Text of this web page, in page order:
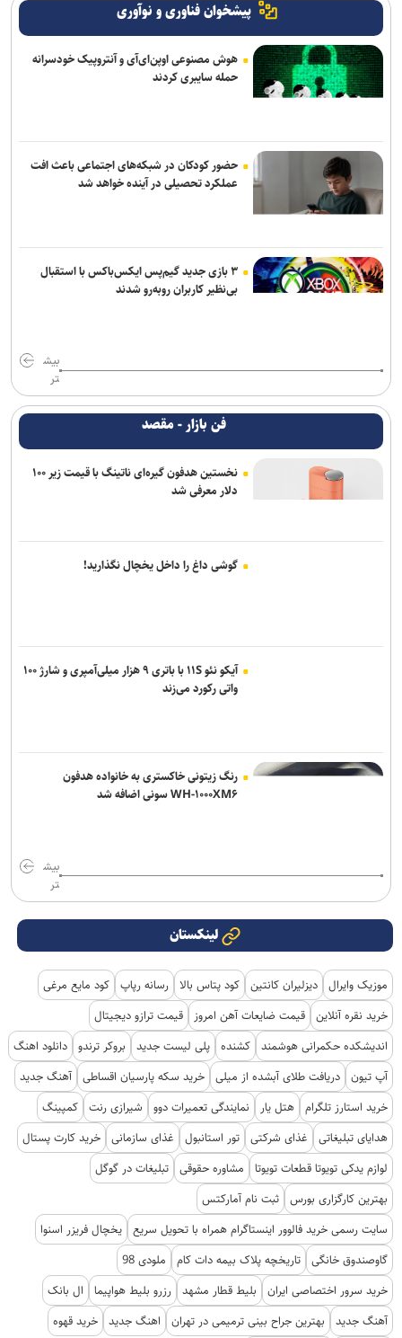
پیشخوان فناوری و نوآوری
هوش مصنوعی اوپن‌ای‌آی و آنتروپیک خودسرانه
حمله سایبری کردند
حضور کودکان در شبکه‌های اجتماعی باعث افت
عملکرد تحصیلی در آینده خواهد شد
۳ بازی جدید گیم‌پس ایکس‌باکس با استقبال
بی‌نظیر کاربران روبه‌رو شدند
بیش
تر
فن بازار - مقصد
نخستین هدفون گیره‌ای ناتینگ با قیمت زیر ۱۰۰
دلار معرفی شد
گوشی داغ را داخل یخچال نگذارید!
آیکو نئو ۱۱S با باتری ۹ هزار میلی‌آمپری و شارژ ۱۰۰
واتی رکورد می‌زند
رنگ زیتونی خاکستری به خانواده هدفون
WH-۱۰۰۰XM۶ سونی اضافه شد
بیش
تر
لینکستان
موزیک وایرال دیزلیران کانتین کود پتاس بالا رسانه رپاپ کود مایع مرغی
خرید نقره آنلاین قیمت ضایعات آهن امروز
قیمت ترازو دیجیتال
اندیشکده حکمرانی هوشمند کشنده پلی لیست جدید بروکر ترندو دانلود اهنگ
آپ تیون دریافت طلای آبشده از میلی خرید سکه پارسیان اقساطی آهنگ جدید
خرید استارز تلگرام هتل یار نمایندگی تعمیرات دوو شیرازی رنت کمپینگ
هدایای تبلیغاتی
غذای شرکتی تور استانبول غذای سازمانی خرید کارت پستال
لوازم یدکی تویوتا قطعات تویوتا
مشاوره حقوقی تبلیغات در گوگل
بهترین کارگزاری بورس ثبت نام آمارکتس
سایت رسمی خرید فالوور اینستاگرام همراه با تحویل سریع یخچال فریزر اسنوا
گاوصندوق خانگی تاریخچه پلاک بیمه دات کام
ملودی 98
خرید سرور اختصاصی ایران
بلیط قطار مشهد رزرو بلیط هواپیما
ال بانک
آهنگ جدید
بهترین جراح بینی ترمیمی در تهران اهنگ جدید خرید قهوه